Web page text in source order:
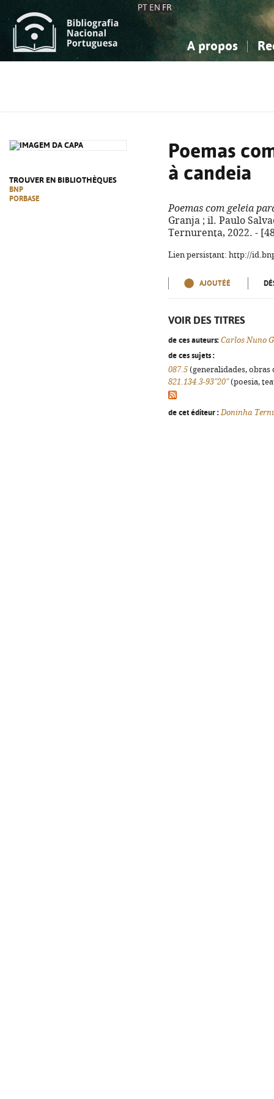
PT EN FR
A propos
TROUVER EN BIBLIOTHÈQUES
BNP
PORBASE
Poemas
à candeia
Poemas com geleia
Granja ; il. Paulo
Ternurenta, 2022. -
Lien persistant: http://
AJOUTÉÉ
VOIR DES TITRES
de ces auteurs: Carlos Nuno
de ces sujets :
087.5 (generalidades,
821.134.3-93"20"(poesia,
de cet éditeur : Doninha